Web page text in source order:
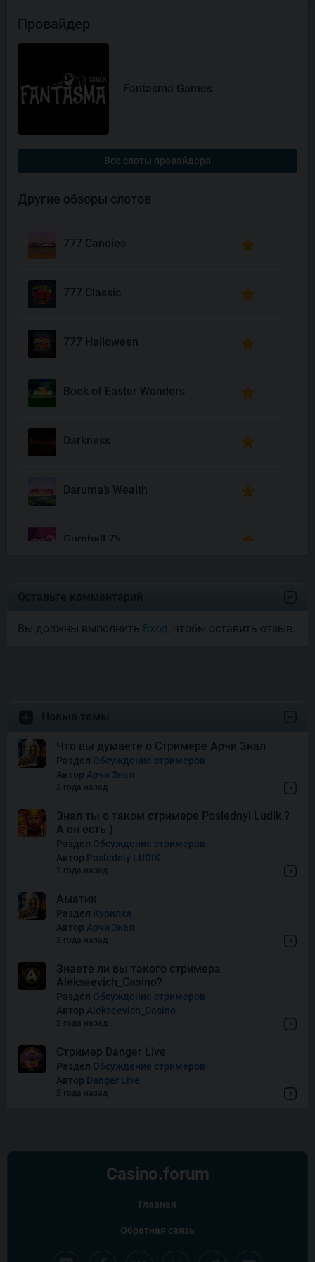
Провайдер
Fantasma Games
Все слоты провайдера
Другие обзоры слотов
777 Candies
777 Classic
777 Halloween
Book of Easter Wonders
Darkness
Daruma’s Wealth
Gumball 7’s
Money Mariachi Infinity
Snake’s Gold Dream Drop
Squish
Thor of Asgard
Wishes
Вы должны выполнить Вход, чтобы оставить отзыв.
Что вы думаете о Стримере Арчи Знал
Раздел Обсуждение стримеров
Автор Арчи Знал
2 года назад
Знал ты о таком стримере Poslednyi Ludik ?
А он есть )
Раздел Обсуждение стримеров
Автор Posledniy LUDIK
2 года назад
Аматик
Раздел Курилка
Автор Арчи Знал
2 года назад
Знаете ли вы такого стримера
Alekseevich_Casino?
Раздел Обсуждение стримеров
Автор Alekseevich_Casino
2 года назад
Стример Danger Live
Раздел Обсуждение стримеров
Автор Danger Live
2 года назад
Casino.forum
Главная
Обратная связь